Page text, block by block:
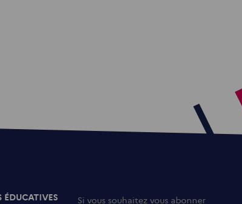
Si vous souhaitez vous abonner